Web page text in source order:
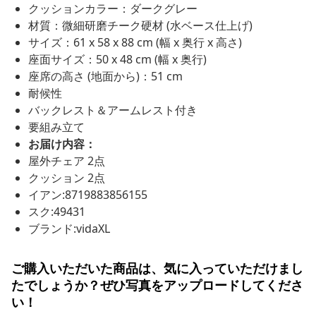
クッションカラー：ダークグレー
材質：微細研磨チーク硬材 (水ベース仕上げ)
サイズ：61 x 58 x 88 cm (幅 x 奥行 x 高さ)
座面サイズ：50 x 48 cm (幅 x 奥行)
座席の高さ (地面から)：51 cm
耐候性
バックレスト＆アームレスト付き
要組み立て
お届け内容：
屋外チェア 2点
クッション 2点
イアン:8719883856155
スク:49431
ブランド:vidaXL
ご購入いただいた商品は、気に入っていただけまし
たでしょうか？ぜひ写真をアップロードしてくださ
い！